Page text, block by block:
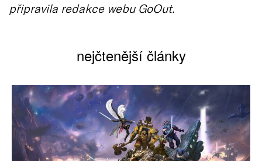
připravila redakce webu GoOut.
nejčtenější články